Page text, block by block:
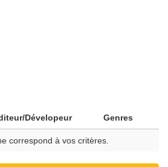
Dévelopeur Genres
correspond à vos critères.